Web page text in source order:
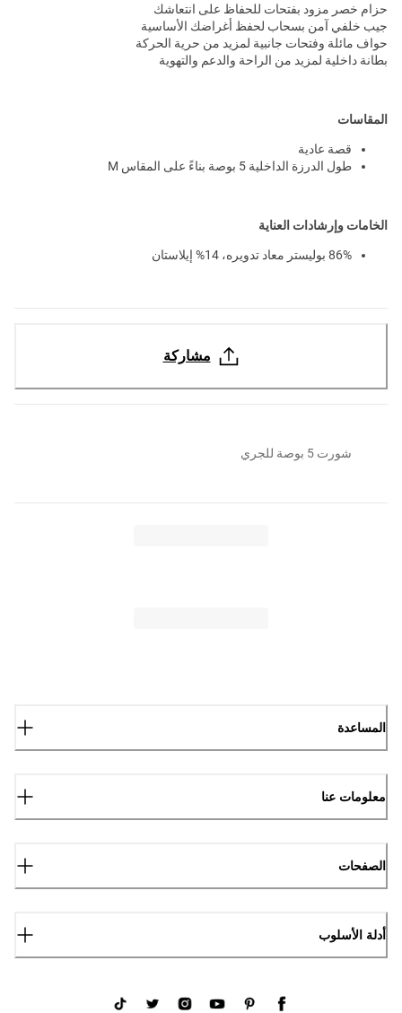
حزام خصر مزود بفتحات للحفاظ على انتعاشك
جيب خلفي آمن بسحاب لحفظ أغراضك الأساسية
حواف مائلة وفتحات جانبية لمزيد من حرية الحركة
بطانة داخلية لمزيد من الراحة والدعم والتهوية
المقاسات
قصة عادية
طول الدرزة الداخلية 5 بوصة بناءً على المقاس M
الخامات وإرشادات العناية
86% بوليستر معاد تدويره، 14% إيلاستان
مشاركة
شورت 5 بوصة للجري
المساعدة
معلومات عنا
الصفحات
أدلة الأسلوب